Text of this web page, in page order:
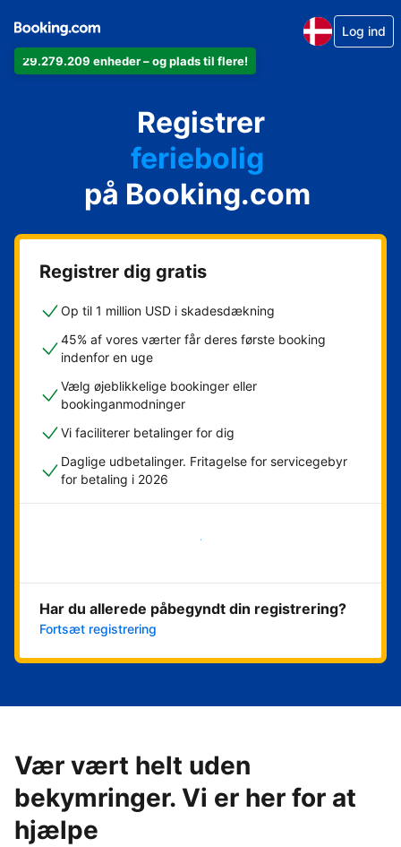
29.279.209 enheder – og plads til flere!
Log ind
Registrer
din lejlighed
dit hotel
feriebolig
dit pensionat
dit bed & breakfast
på Booking.com
Registrer dig gratis
Op til 1 million USD i skadesdækning
45% af vores værter får deres første booking
indenfor en uge
Vælg øjeblikkelige bookinger eller
bookinganmodninger
Vi faciliterer betalinger for dig
Daglige udbetalinger. Fritagelse for servicegebyr
for betaling i 2026
Kom i gang med det samme
Har du allerede påbegyndt din registrering?
Fortsæt registrering
Vær vært helt uden
bekymringer. Vi er her for at
hjælpe